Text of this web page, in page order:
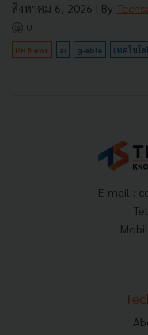
สิงหาคม 6, 2026 | By
0
PR News ai g-able เทคโนโล
E-mail :